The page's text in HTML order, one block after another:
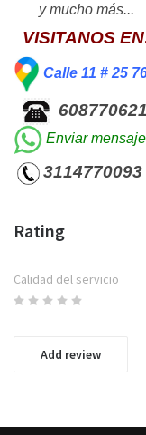
y mucho más...
VISITANOS
Calle 11 # 25
Enviar
3114770093
Rating
Calidad del servicio
Add review